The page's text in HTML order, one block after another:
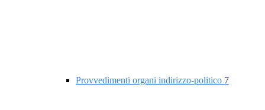
Provvedimenti organi indirizzo-politico 7